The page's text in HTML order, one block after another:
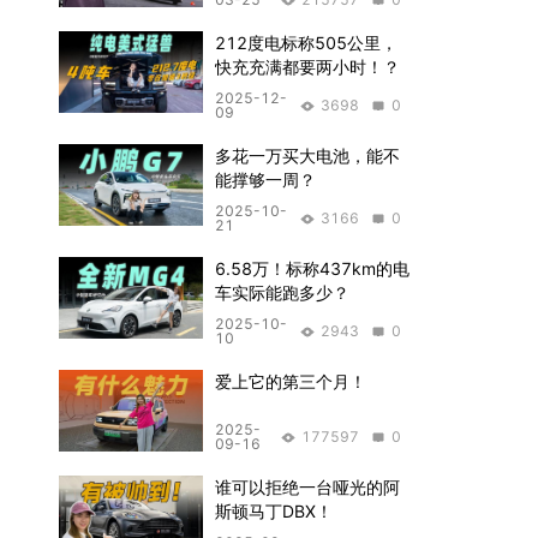
212度电标称505公里，
快充充满都要两小时！？
2025-12-
09
3698 0
多花一万买大电池，能不
能撑够一周？
2025-10-
21
3166 0
6.58万！标称437km的电
车实际能跑多少？
2025-10-
10
2943 0
爱上它的第三个月！
2025-
09-16
177597 0
谁可以拒绝一台哑光的阿
斯顿马丁DBX！